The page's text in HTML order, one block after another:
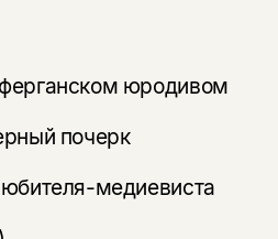
юродивом
почерк
медиевиста